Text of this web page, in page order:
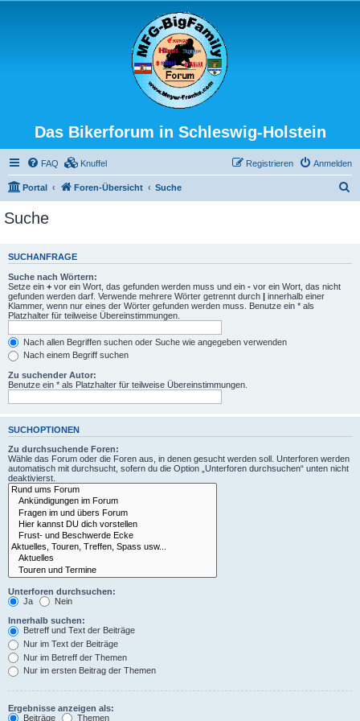
Das Bikerforum in Schleswig-Holstein
FAQ Knuffel Anmelden
Registrieren
Portal Foren-Übersicht Suche
e
Suche
SUCHANFRAGE
Suche nach Wörtern:
Setze ein + vor ein Wort, das gefunden werden muss und ein - vor ein Wort, das nicht
gefunden werden darf. Verwende mehrere Wörter getrennt durch | innerhalb einer
Klammer, wenn nur eines der Wörter gefunden werden muss. Benutze ein * als
Platzhalter für teilweise Übereinstimmungen.
Nach allen Begriffen suchen oder Suche wie angegeben verwenden
Nach einem Begriff suchen
Zu suchender Autor:
Benutze ein * als Platzhalter für teilweise Übereinstimmungen.
SUCHOPTIONEN
Zu durchsuchende Foren:
Wähle das Forum oder die Foren aus, in denen gesucht werden soll. Unterforen werden
automatisch mit durchsucht, sofern du die Option „Unterforen durchsuchen“ unten nicht
deaktivierst.
Unterforen durchsuchen:
Ja
Nein
Innerhalb suchen:
Betreff und Text der Beiträge
Nur im Text der Beiträge
Nur im Betreff der Themen
Nur im ersten Beitrag der Themen
Ergebnisse anzeigen als:
Beiträge
Themen